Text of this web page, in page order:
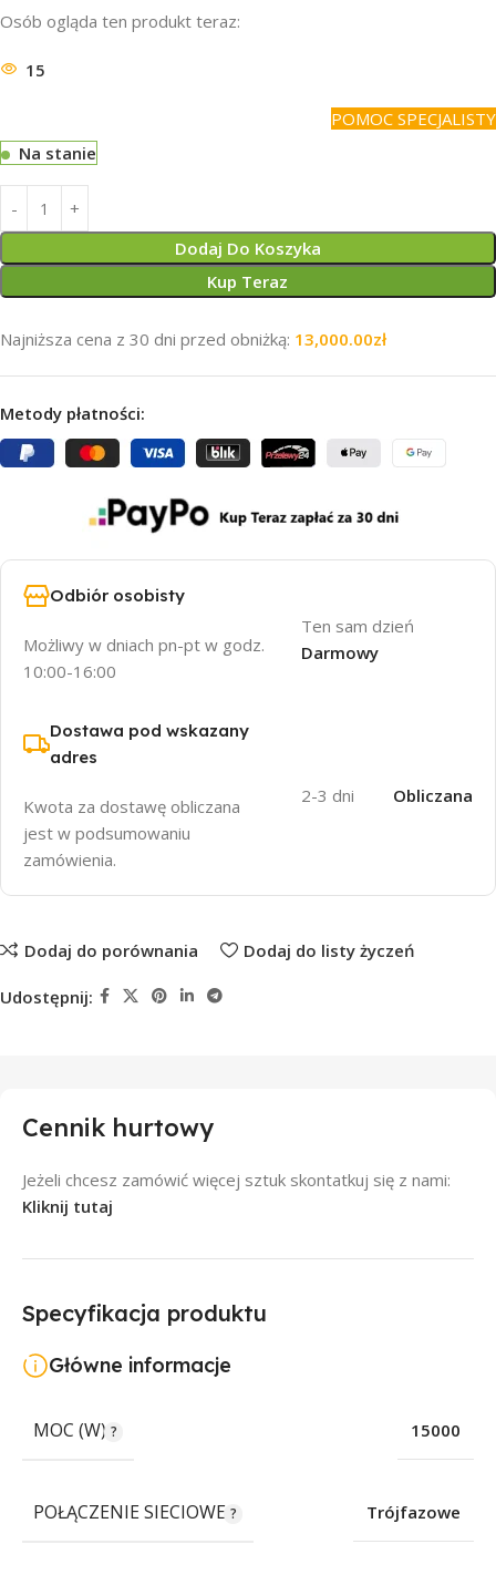
Osób ogląda ten produkt teraz:
15
POMOC SPECJALISTY
Na stanie
Dodaj Do Koszyka
Kup Teraz
Najniższa cena z 30 dni przed obniżką: 13,000.00zł
Metody płatności:
Odbiór osobisty
Możliwy w dniach pn-pt w godz.
10:00-16:00
Ten sam dzień
Darmowy
Dostawa pod wskazany
adres
Kwota za dostawę obliczana
jest w podsumowaniu
zamówienia.
2-3 dni Obliczana
Dodaj do porównania Dodaj do listy życzeń
Udostępnij:
Cennik hurtowy
Jeżeli chcesz zamówić więcej sztuk skontatkuj się z nami:
Kliknij tutaj
Specyfikacja produktu
Główne informacje
MOC (W) 15000
POŁĄCZENIE SIECIOWE Trójfazowe